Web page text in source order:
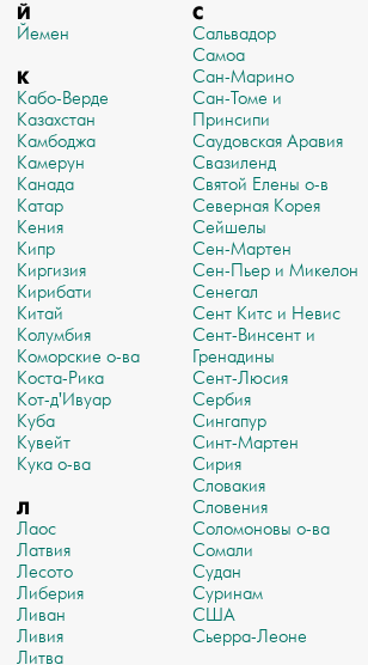
Й
Йемен
К
Кабо-Верде
Казахстан
Камбоджа
Камерун
Канада
Катар
Кения
Кипр
Киргизия
Кирибати
Китай
Колумбия
Коморские о-ва
Коста-Рика
Кот-д'Ивуар
Куба
Кувейт
Кука о-ва
Л
Лаос
Латвия
Лесото
Либерия
Ливан
Ливия
Литва
С
Сальвадор
Самоа
Сан-Марино
Сан-Томе и
Принсипи
Саудовская Аравия
Свазиленд
Святой Елены о-в
Северная Корея
Сейшелы
Сен-Мартен
Сен-Пьер и Микелон
Сенегал
Сент Китс и Невис
Сент-Винсент и
Гренадины
Сент-Люсия
Сербия
Сингапур
Синт-Мартен
Сирия
Словакия
Словения
Соломоновы о-ва
Сомали
Судан
Суринам
США
Сьерра-Леоне